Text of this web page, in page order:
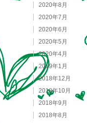
2020年8月
2020年7月
2020年6月
2020年5月
2020年4月
2019年1月
2018年12月
2018年10月
2018年9月
2018年8月